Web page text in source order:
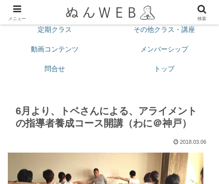
プロフィール 今月の予定
定期クラス その他クラス・講座
動画コンテンツ メンバーシップ
問合せ トップ
6月より、トベさんによる、アライメント
の指導者養成コース開講（わに＠神戸）
2018.03.06
メニュー 検索